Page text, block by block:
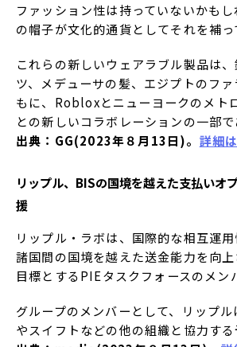
ファッション性は持っていないかも
の帽子が文化的通貨としてそれを補っ
これらの新しいウェアラブル製品は
ツ、メデューサの髪、エジプトのフ
もに、Robloxとニューヨークのメト
との新しいコラボレーションの一部で
出典：GG(2023年８月13日)。 詳細
リップル、BISの国境を越えた支払いオ
援
リップル・ラボは、国際的な相互運
諸国間の国境を越えた送金能力を向
目標とするPIEタスクフォースのメン
グループのメンバーとして、リップ
やスイフトなどの他の組織と協力する